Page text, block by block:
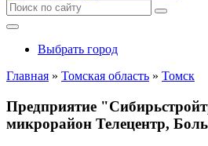
Выбрать город
Главная » Томская область » Томск
Предприятие
микрорайон Телецентр,